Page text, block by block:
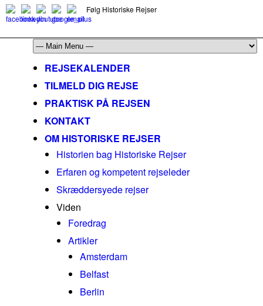
Følg Historiske Rejser
REJSEKALENDER
TILMELD DIG REJSE
PRAKTISK PÅ REJSEN
KONTAKT
OM HISTORISKE REJSER
Historien bag Historiske Rejser
Erfaren og kompetent rejseleder
Skræddersyede rejser
Viden
Foredrag
Artikler
Amsterdam
Belfast
Berlin